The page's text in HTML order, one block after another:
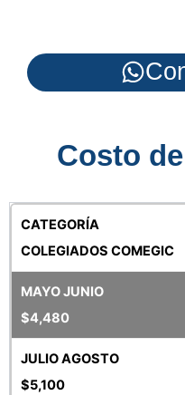
Costo
COLEGIADOS COMEGIC
$4,480
$5,100